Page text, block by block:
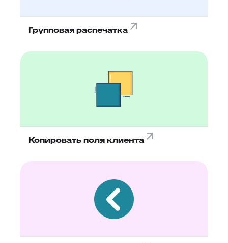
Групповая распечатка
Копировать поля клиента